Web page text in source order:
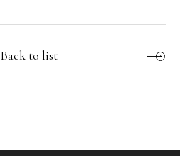
Back to list